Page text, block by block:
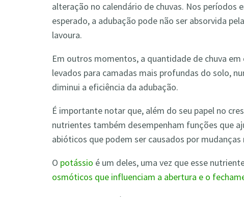
alteração no calendário de chuvas. Nos períodos
esperado, a adubação pode não ser absorvida
lavoura.
Em outros momentos, a quantidade de chuva
levados para camadas mais profundas do solo,
diminui a eficiência da adubação.
É importante notar que, além do seu papel no
nutrientes também desempenham funções que
abióticos que podem ser causados por
O potássio é um deles, uma vez que esse
osmóticos que influenciam a abertura e o